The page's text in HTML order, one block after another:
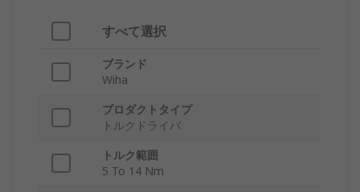
すべて選択
ブランド
Wiha
プロダクトタイプ
トルクドライバ
トルク範囲
5 To 14 Nm